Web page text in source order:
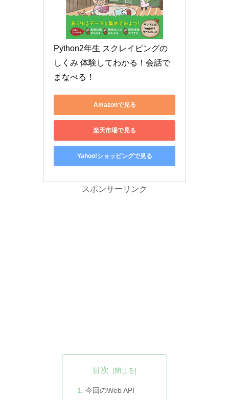
Python2年生 スクレイピングの
しくみ 体験してわかる！会話で
まなべる！
Amazonで見る
楽天市場で見る
Yahoo!ショッピングで見る
スポンサーリンク
目次
今回のWeb API